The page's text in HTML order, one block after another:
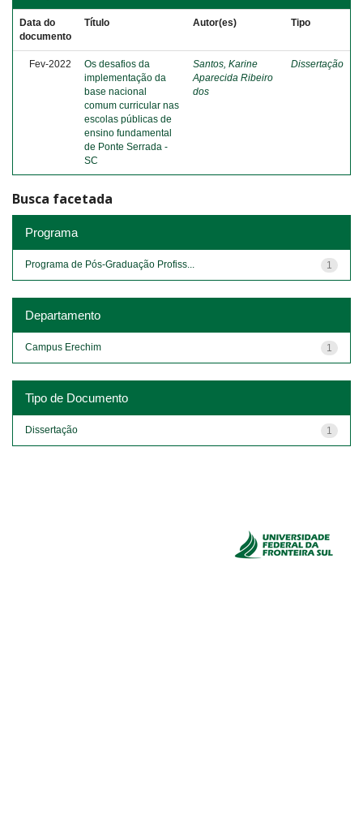
Data do
documento
Título Autor(es) Tipo
Fev-2022
Os desafios da
implementação da
base nacional
comum curricular nas
escolas públicas de
ensino fundamental
de Ponte Serrada -
SC
Santos, Karine
Aparecida Ribeiro
dos
Dissertação
Busca facetada
Programa
1
Programa de Pós-Graduação Profiss...
Departamento
1
Campus Erechim
Tipo de Documento
1
Dissertação